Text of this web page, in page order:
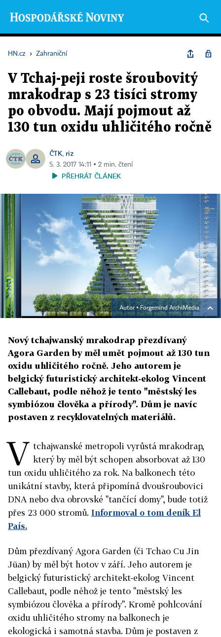
HN.cz › Zahraniční
V Tchaj-peji roste šroubovitý
mrakodrap s 23 tisíci stromy
po obvodu. Mají pojmout až
130 tun oxidu uhličitého ročně
ČTK, riz
5. 3. 2017 14:11 ▪ 2 min. čtení
PŘEHRÁT ČLÁNEK
Autor ▪Forgemind ArchiMedia
Nový tchajwanský mrakodrap přezdívaný
Agora Garden by měl umět pojmout až 130 tun
oxidu uhličitého ročně. Jeho autorem je
belgický futuristický architekt-ekolog Vincent
Callebaut, podle něhož je tento "městský les
symbiózou člověka a přírody". Dům je navíc
postaven z recyklovatelných materiálů.
V tchajwanské metropoli vyrůstá mrakodrap,
který by měl být schopen absorbovat až 130
tun oxidu uhličitého za rok. Na balkonech této
unikátní stavby, která připomíná dvoušroubovici
DNA nebo dva obrovské "tančící domy", bude totiž
přes 23 000 stromů. Informoval o tom deník El
País.
Dům přezdívaný Agora Garden (či Tchao Cu Jin
Jüan) by měl být hotov v září. Jeho autorem je
belgický futuristický architekt-ekolog Vincent
Callebaut, podle něhož je tento "městský les
symbiózou člověka a přírody". Kromě pohlcování
oxidu uhličitého stromy na balkonech je
ekologická i samotná stavba. Dům je postaven z